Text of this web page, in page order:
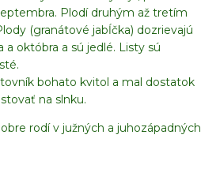
Plodí druhým až tretím
(granátové jabĺčka) dozrievajú
októbra a sú jedlé. Listy sú
bohato kvitol a mal dostatok
na slnku.
rodí v južných a juhozápadných